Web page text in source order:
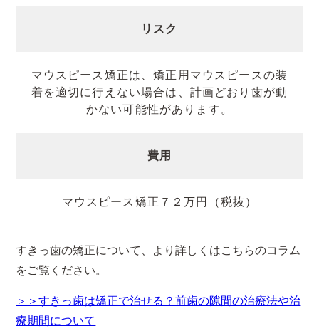
リスク
マウスピース矯正は、矯正用マウスピースの装
着を適切に行えない場合は、計画どおり歯が動
かない可能性があります。
費用
マウスピース矯正７２万円（税抜）
すきっ歯の矯正について、より詳しくはこちらのコラム
をご覧ください。
＞＞すきっ歯は矯正で治せる？前歯の隙間の治療法や治
療期間について